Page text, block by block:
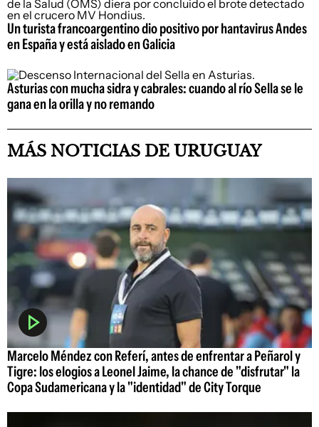
Un turista francoargentino dio positivo por hantavirus Andes
en España y está aislado en Galicia
Asturias con mucha sidra y cabrales: cuando al río Sella se le
gana en la orilla y no remando
MÁS NOTICIAS DE URUGUAY
Marcelo Méndez con Referí, antes de enfrentar a Peñarol y
Tigre: los elogios a Leonel Jaime, la chance de "disfrutar" la
Copa Sudamericana y la "identidad" de City Torque